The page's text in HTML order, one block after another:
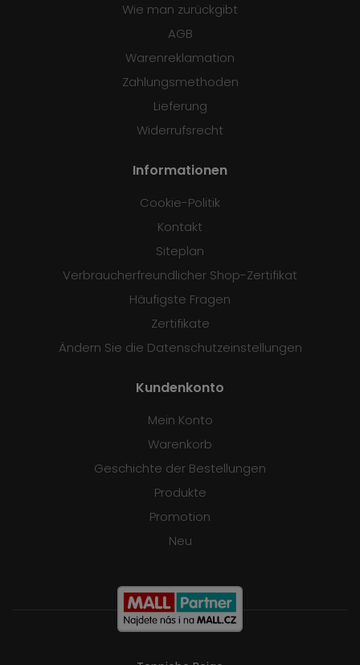
Wie man zurückgibt
AGB
Warenreklamation
Zahlungsmethoden
Lieferung
Widerrufsrecht
Informationen
Cookie-Politik
Kontakt
Siteplan
Verbraucherfreundlicher Shop-Zertifikat
Häufigste Fragen
Zertifikate
Ändern Sie die Datenschutzeinstellungen
Kundenkonto
Mein Konto
Warenkorb
Geschichte der Bestellungen
Produkte
Promotion
Neu